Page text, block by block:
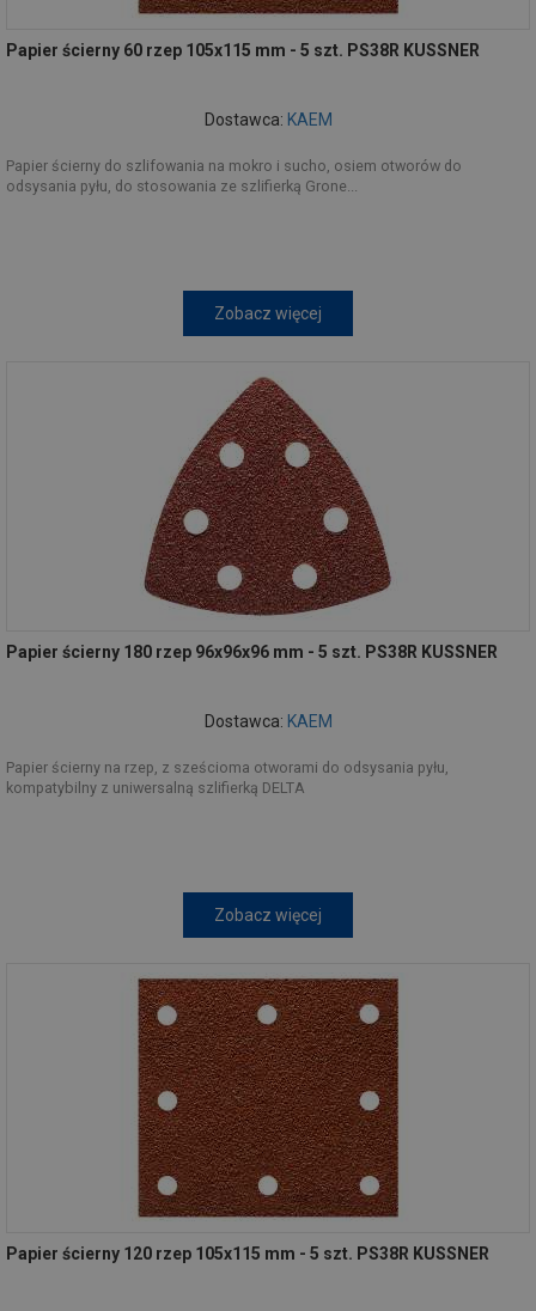
Papier ścierny 60 rzep 105x115 mm - 5 szt. PS38R KUSSNER
Dostawca: KAEM
Papier ścierny do szlifowania na mokro i sucho, osiem otworów do
odsysania pyłu, do stosowania ze szlifierką Grone...
Zobacz więcej
Papier ścierny 180 rzep 96x96x96 mm - 5 szt. PS38R KUSSNER
Dostawca: KAEM
Papier ścierny na rzep, z sześcioma otworami do odsysania pyłu,
kompatybilny z uniwersalną szlifierką DELTA
Zobacz więcej
Papier ścierny 120 rzep 105x115 mm - 5 szt. PS38R KUSSNER